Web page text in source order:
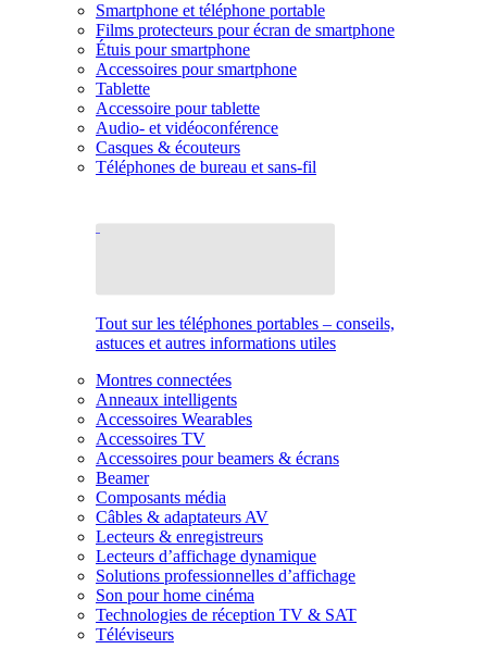
Smartphone et téléphone portable
Films protecteurs pour écran de smartphone
Étuis pour smartphone
Accessoires pour smartphone
Tablette
Accessoire pour tablette
Audio- et vidéoconférence
Casques & écouteurs
Téléphones de bureau et sans-fil
Tout sur les téléphones portables – conseils,
astuces et autres informations utiles
Montres connectées
Anneaux intelligents
Accessoires Wearables
Accessoires TV
Accessoires pour beamers & écrans
Beamer
Composants média
Câbles & adaptateurs AV
Lecteurs & enregistreurs
Lecteurs d’affichage dynamique
Solutions professionnelles d’affichage
Son pour home cinéma
Technologies de réception TV & SAT
Téléviseurs